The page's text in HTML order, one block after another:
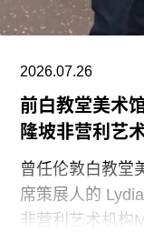
该行政令还指责
部长“在由国家
他公共场所设置
呈现的不准确信
史密森尼学会尚
哈蒂格出席了一
2026.07.26
前白教堂美术
隆坡非营利艺
曾任伦敦白教堂
席策展人的
非营利艺术机构